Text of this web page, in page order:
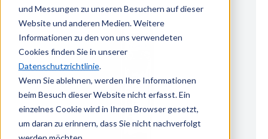
und Messungen zu unseren Besuchern auf dieser
Website und anderen Medien. Weitere
Informationen zu den von uns verwendeten
Cookies finden Sie in unserer
Datenschutzrichtlinie.
Wenn Sie ablehnen, werden Ihre Informationen
beim Besuch dieser Website nicht erfasst. Ein
einzelnes Cookie wird in Ihrem Browser gesetzt,
um daran zu erinnern, dass Sie nicht nachverfolgt